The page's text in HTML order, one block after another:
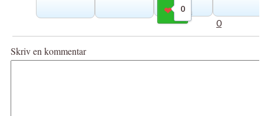
0
Gilla
0
Skriv en kommentar